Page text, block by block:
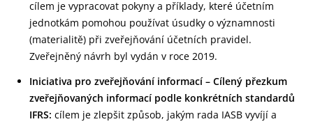
cílem je vypracovat pokyny a příklady, které účetním
jednotkám pomohou používat úsudky o významnosti
(materialitě) při zveřejňování účetních pravidel.
Zveřejněný návrh byl vydán v roce 2019.
Iniciativa pro zveřejňování informací – Cílený přezkum
zveřejňovaných informací podle konkrétních standardů
IFRS: cílem je zlepšit způsob, jakým rada IASB vyvíjí a